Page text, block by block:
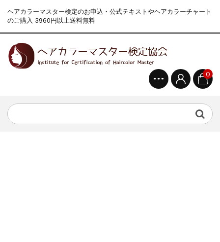
ヘアカラーマスター検定のお申込・公式テキストやヘアカラーチャート
のご購入 3960円以上送料無料
0